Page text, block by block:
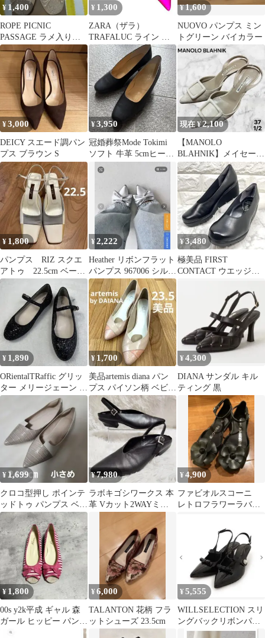
¥ 1,400
ROPE PICNIC
PASSAGE ラメ入りフ
ラットシューズ アイボ
リー
¥ 1,300
ZARA（ザラ）
TRAFALUC ライン ポ
インテッドパンプス ピ
ンク 24.0
¥1,600
NUOVO パンプス ミン
トグリーン バイカラー
¥3,000
DEICY スエード調パン
プス ブラウン S
¥3,950
冠婚葬祭Mode Tokimi
ソフト 牛革 5cmヒール
お値引きOK❣️
現在 ¥2,100
【MANOLO
BLAHNIK】メイセール
パンプス37.5 ライトグ
レー
¥ 1,800
パンプス RIZ スクエ
アトゥ 22.5cm ベージ
ュ
¥2,222
Heather リボンフラット
パンプス 967006 シルバ
ー
¥3,480
極美品 FIRST
CONTACT ウエッジソ
¥ 1,890
ORientalTRaffic グリッ
ター メリージェーン フ
ラットシューズ 黒
¥1,700
美品artemis diana パン
プス パイソン柄 ベビー
ピンク
¥4,300
DIANA サンダル キル
ティング 黒
¥1,699
クロコ型押し ポインテ
ッドトゥ パンプス ベー
ジュ 39
¥7,980
ラボキゴシワークス 本
革 Vカット2WAYミュ
¥4,900
ファビオルスコーニ
レトロフラワーラバー
¥ 1,800
00s y2k平成 ギャル 森
ガール ヒッピー パンプ
ス リボン ボーダー
¥6,000
TALANTON 花柄 フラ
ットシューズ 23.5cm
¥ 5,555
WILLSELECTION スリ
ングバックリボンパン
プス ブラック